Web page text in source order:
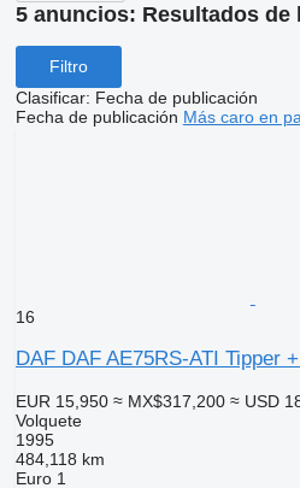
5 anuncios: Resultados de
Filtro
Clasificar: Fecha de publicación
Fecha de publicación Más caro en
16
DAF DAF AE75RS-ATI Tipper
EUR 15,950 ≈ MX$317,200 ≈ USD
Volquete
1995
484,118 km
Euro 1